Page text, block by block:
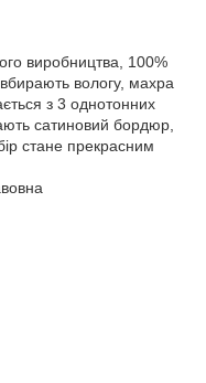
виробництва, 100%
вологу, махра
з 3 однотонних
сатиновий бордюр,
стане прекрасним